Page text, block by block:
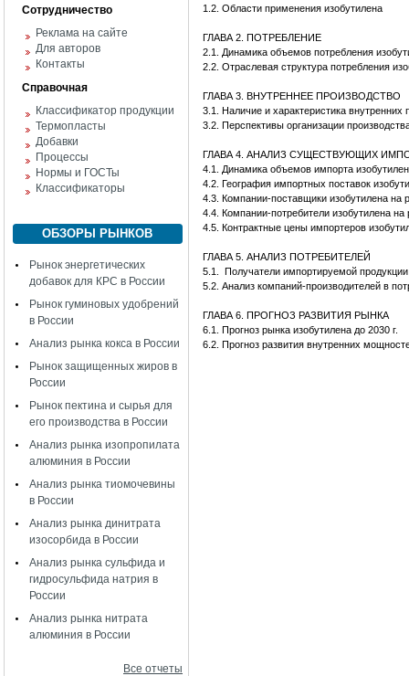
Сотрудничество
Реклама на сайте
Для авторов
Контакты
Справочная
Классификатор продукции
Термопласты
Добавки
Процессы
Нормы и ГОСТы
Классификаторы
ОБЗОРЫ РЫНКОВ
Рынок энергетических
добавок для КРС в России
Рынок гуминовых удобрений
в России
Анализ рынка кокса в России
Рынок защищенных жиров в
России
Рынок пектина и сырья для
его производства в России
Анализ рынка изопропилата
алюминия в России
Анализ рынка тиомочевины
в России
Анализ рынка динитрата
изосорбида в России
Анализ рынка сульфида и
гидросульфида натрия в
России
Анализ рынка нитрата
алюминия в России
Все отчеты
1.2. Области применения изобутилена
ГЛАВА 2. ПОТРЕБЛЕНИЕ
2.1. Динамика объемов потребления
2.2. Отраслевая структура потребления
ГЛАВА 3. ВНУТРЕННЕЕ ПРОИЗВОДСТВО
3.1. Наличие и характеристика внутренних
3.2. Перспективы организации
ГЛАВА 4. АНАЛИЗ СУЩЕСТВУЮЩИХ
4.1. Динамика объемов импорта
4.2. География импортных поставок
4.3. Компании-поставщики изобутилена на
4.4. Компании-потребители изобутилена
4.5. Контрактные цены импортеров
ГЛАВА 5. АНАЛИЗ ПОТРЕБИТЕЛЕЙ
5.1. Получатели импортируемой продукции
5.2. Анализ компаний-производителей в
ГЛАВА 6. ПРОГНОЗ РАЗВИТИЯ РЫНКА
6.1. Прогноз рынка изобутилена до 2030 г.
6.2. Прогноз развития внутренних